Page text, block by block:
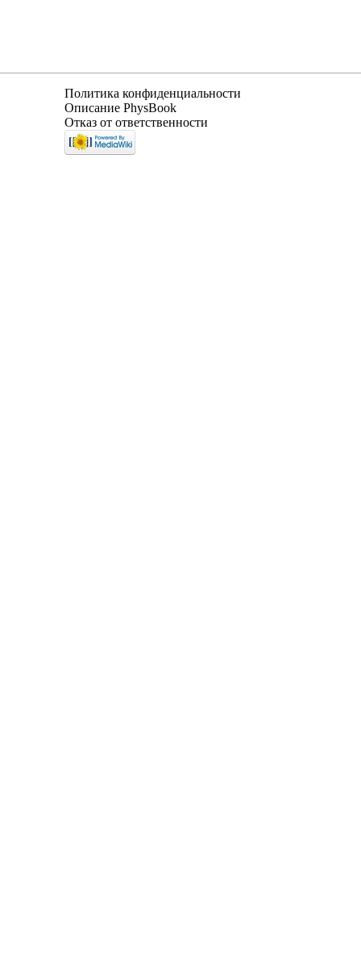
Политика конфиденциальности
Описание PhysBook
Отказ от ответственности